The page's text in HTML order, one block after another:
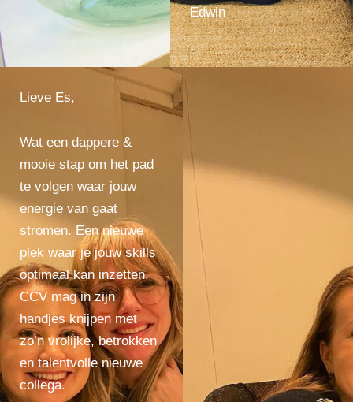
Edwin
Lieve Es,
Wat een dappere &
mooie stap om het pad
te volgen waar jouw
energie van gaat
stromen. Een nieuwe
plek waar je jouw skills
optimaal kan inzetten.
CCV mag in zijn
handjes knijpen met
zo’n vrolijke, betrokken
en talentvolle nieuwe
collega.